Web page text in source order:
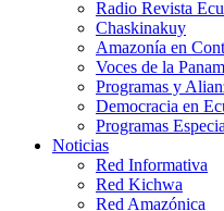
Radio Revista
Chaskinakuy
Amazonía en
Voces de la
Programas y
Democracia en
Programas
Noticias
Red Informativa
Red Kichwa
Red Amazónica